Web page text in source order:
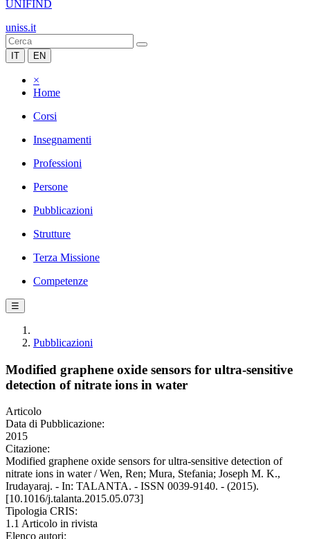
UNIFIND
uniss.it
IT EN
×
Home
Corsi
Insegnamenti
Professioni
Persone
Pubblicazioni
Strutture
Terza Missione
Competenze
☰
Pubblicazioni
Modified graphene oxide sensors for ultra-sensitive
detection of nitrate ions in water
Articolo
Data di Pubblicazione:
2015
Citazione:
Modified graphene oxide sensors for ultra-sensitive detection of
nitrate ions in water / Wen, Ren; Mura, Stefania; Joseph M. K.,
Irudayaraj. - In: TALANTA. - ISSN 0039-9140. - (2015).
[10.1016/j.talanta.2015.05.073]
Tipologia CRIS:
1.1 Articolo in rivista
Elenco autori: